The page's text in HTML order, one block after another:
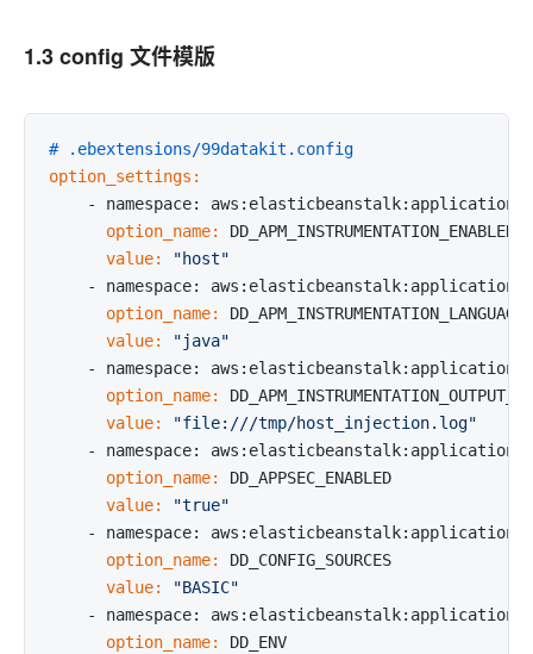
1.3 config 文件模版
# .ebextensions/99datakit.config
option_settings:
      option_name:
      value:
"host"
      option_name:
      value:
"java"
      option_name:
      value:
"file:///tmp/host_injection.log"
      option_name:
      value:
"true"
      option_name:
      value:
"BASIC"
      option_name: